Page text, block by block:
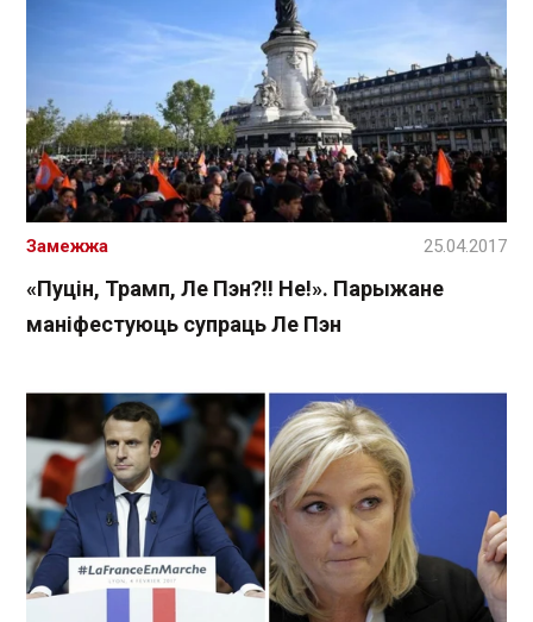
«Пуцін, Трамп, Ле Пэн?!! Не!». Парыжане
маніфестуюць супраць Ле Пэн
Замежжа 25.04.2017